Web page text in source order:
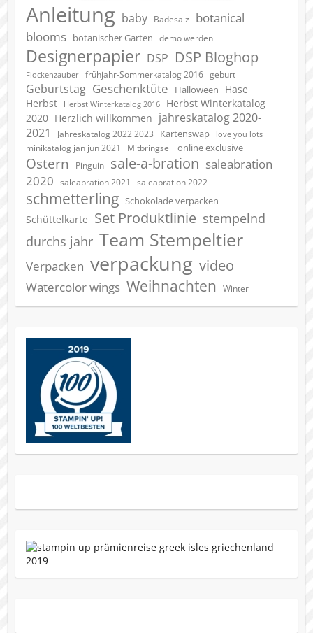
Anleitung baby Badesalz
botanical
blooms botanischer Garten demo werden
Designerpapier DSP DSP Bloghop
Flockenzauber frühjahr-Sommerkatalog 2016 geburt
Geburtstag Geschenktüte Halloween
Hase
Herbst
Herbst Winterkatalog 2016
Herbst Winterkatalog
2020 Herzlich willkommen jahreskatalog 2020-
2021
Jahreskatalog 2022 2023 Kartenswap love you lots
minikatalog jan jun 2021 Mitbringsel online exclusive
Ostern Pinguin sale-a-bration saleabration
2020
saleabration 2021 saleabration 2022
schmetterling Schokolade verpacken
Schüttelkarte Set Produktlinie stempelnd
durchs jahr Team Stempeltier
Verpacken verpackung video
Watercolor wings Weihnachten Winter